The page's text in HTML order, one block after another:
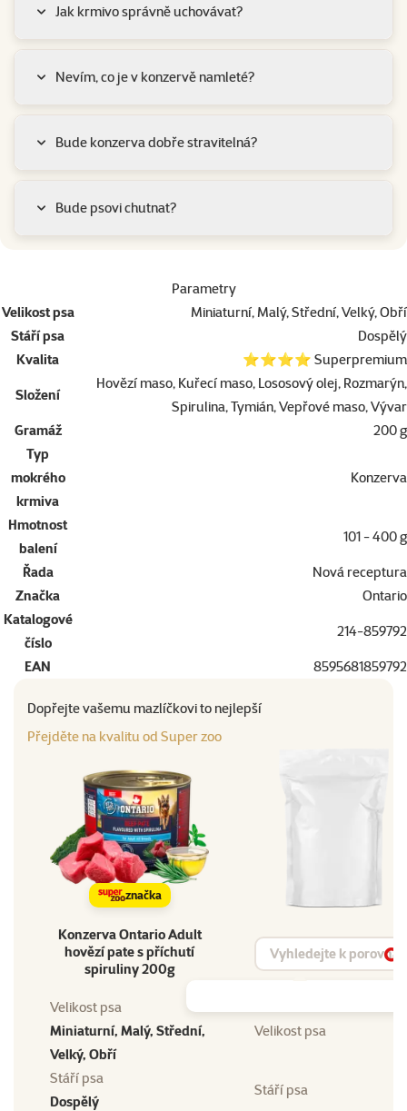
Jak krmivo správně uchovávat?
Nevím, co je v konzervě namleté?
Bude konzerva dobře stravitelná?
Bude psovi chutnat?
Parametry
Velikost psa
Miniaturní, Malý, Střední, Velký, Obří
Stáří psa
Dospělý
Kvalita
⭐⭐⭐⭐ Superpremium
Složení
Hovězí maso, Kuřecí maso, Lososový olej, Rozmarýn,
Spirulina, Tymián, Vepřové maso, Vývar
Gramáž
200 g
Typ
mokrého
krmiva
Konzerva
Hmotnost
balení
101 - 400 g
Řada
Nová receptura
Značka
Ontario
Katalogové
číslo
214-859792
EAN 8595681859792
Dopřejte vašemu mazlíčkovi to nejlepší
Přejděte na kvalitu od Super zoo
značka
Konzerva Ontario Adult
hovězí pate s příchutí
spiruliny 200g
Vyhledat produkt
Velikost psa
Miniaturní, Malý, Střední,
Velký, Obří
Velikost psa
Stáří psa
Dospělý
Stáří psa